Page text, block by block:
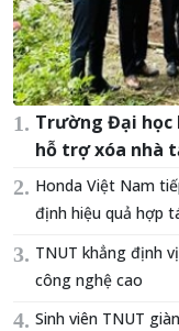
Trường Đại học
hỗ trợ xóa nhà
Honda Việt Nam
định hiệu quả hợp
TNUT khẳng định
công nghệ cao
Sinh viên TNUT